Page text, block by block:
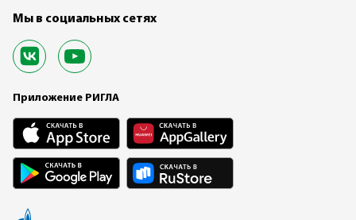
Мы в социальных сетях
Приложение РИГЛА